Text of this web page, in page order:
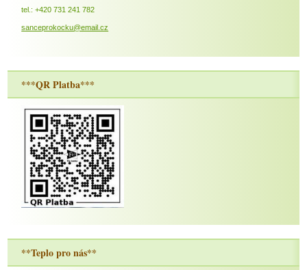
tel.: +420 731 241 782
sanceprokocku@email.cz
***QR Platba***
**Teplo pro nás**